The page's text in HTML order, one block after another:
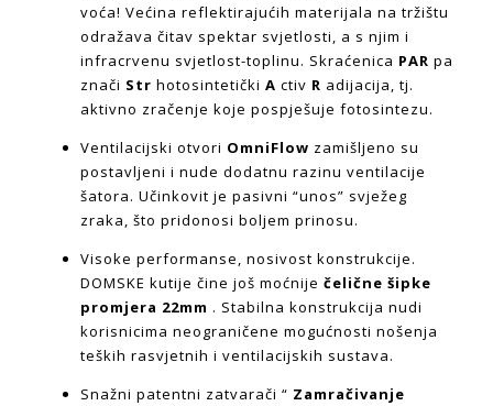
voća! Većina reflektirajućih materijala na tržištu
odražava čitav spektar svjetlosti, a s njim i
infracrvenu svjetlost-toplinu. Skraćenica PAR pa
znači Str hotosintetički A ctiv R adijacija, tj.
aktivno zračenje koje pospješuje fotosintezu.
Ventilacijski otvori OmniFlow zamišljeno su
postavljeni i nude dodatnu razinu ventilacije
šatora. Učinkovit je pasivni “unos” svježeg
zraka, što pridonosi boljem prinosu.
Visoke performanse, nosivost konstrukcije.
DOMSKE kutije čine još moćnije čelične šipke
promjera 22mm . Stabilna konstrukcija nudi
korisnicima neograničene mogućnosti nošenja
teških rasvjetnih i ventilacijskih sustava.
Snažni patentni zatvarači “ Zamračivanje